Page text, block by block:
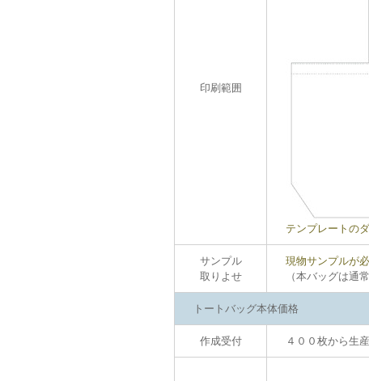
印刷範囲
テンプレートの
サンプル
取りよせ
現物サンプルが
（本バッグは通常
トートバッグ本体価格
作成受付 ４００枚から生